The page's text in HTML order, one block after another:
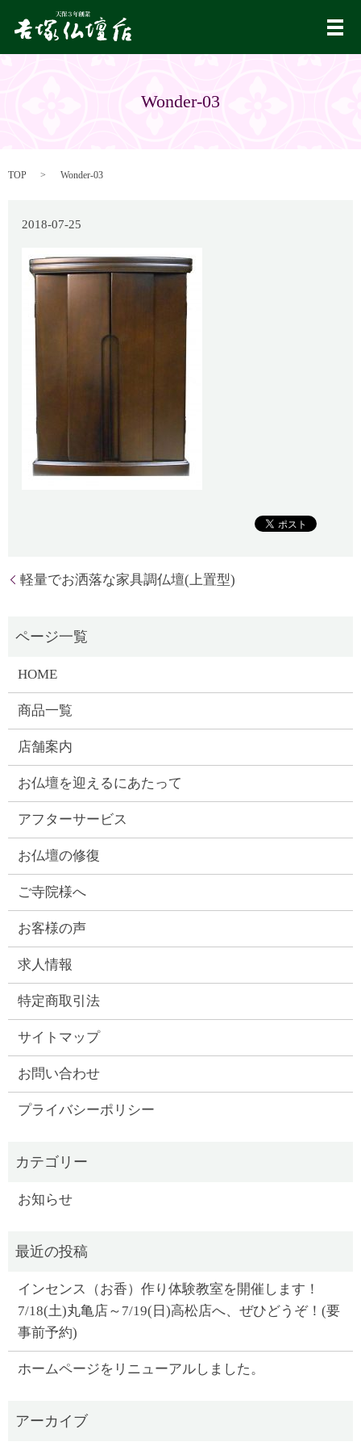
メ
Wonder-03
TOP Wonder-03
2018-07-25
軽量でお洒落な家具調仏壇(上置型)
HOME
商品一覧
店舗案内
お仏壇を迎えるにあたって
アフターサービス
お仏壇の修復
ご寺院様へ
お客様の声
求人情報
特定商取引法
サイトマップ
お問い合わせ
プライバシーポリシー
お知らせ
インセンス（お香）作り体験教室を開催します！
7/18(土)丸亀店～7/19(日)高松店へ、ぜひどうぞ！(要
事前予約)
ホームページをリニューアルしました。